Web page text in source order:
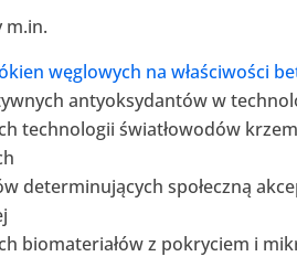
m.in.
węglowych na właściwości
antyoksydantów w
technologii światłowodów
determinujących społeczną
biomateriałów z pokryciem i